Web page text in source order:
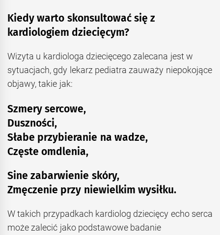
Kiedy warto skonsultować się z
kardiologiem dziecięcym?
Wizyta u kardiologa dziecięcego zalecana jest w
sytuacjach, gdy lekarz pediatra zauważy niepokojące
objawy, takie jak:
Szmery sercowe,
Duszności,
Słabe przybieranie na wadze,
Częste omdlenia,
Sine zabarwienie skóry,
Zmęczenie przy niewielkim wysiłku.
W takich przypadkach kardiolog dziecięcy echo serca
może zalecić jako podstawowe badanie